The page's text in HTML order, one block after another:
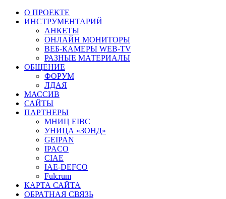
О ПРОЕКТЕ
ИНСТРУМЕНТАРИЙ
АНКЕТЫ
ОНЛАЙН МОНИТОРЫ
ВЕБ-КАМЕРЫ WEB-TV
РАЗНЫЕ МАТЕРИАЛЫ
ОБЩЕНИЕ
ФОРУМ
ЛДАЯ
МАССИВ
САЙТЫ
ПАРТНЕРЫ
МНИЦ EIBC
УНИЦА «ЗОНД»
GEIPAN
IPACO
CIAE
IAE-DEFCO
Fulcrum
КАРТА САЙТА
ОБРАТНАЯ СВЯЗЬ